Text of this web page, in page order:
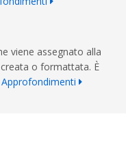
viene assegnato alla
o formattata. È
Approfondimenti